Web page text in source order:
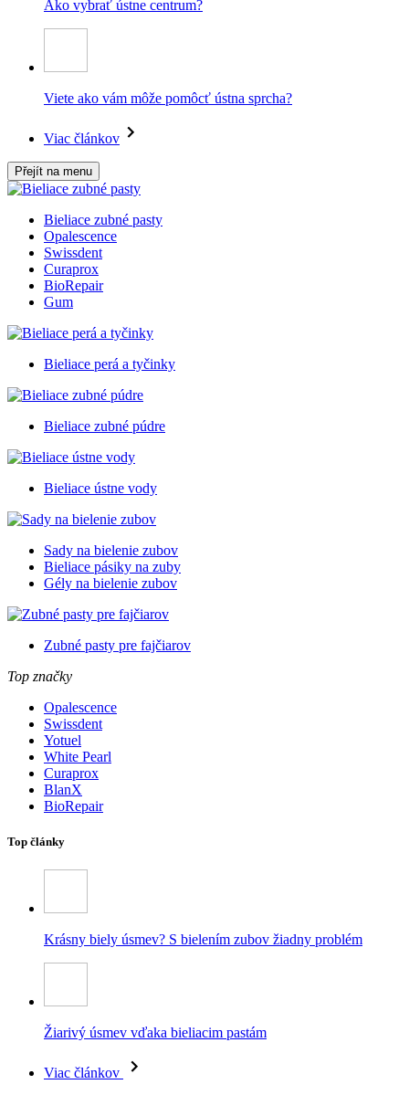
Ako vybrať ústne centrum?
Viete ako vám môže pomôcť ústna sprcha?
Viac článkov
Přejít na menu
Bieliace zubné pasty
Opalescence
Swissdent
Curaprox
BioRepair
Gum
Bieliace perá a tyčinky
Bieliace zubné púdre
Bieliace ústne vody
Sady na bielenie zubov
Bieliace pásiky na zuby
Gély na bielenie zubov
Zubné pasty pre fajčiarov
Top značky
Opalescence
Swissdent
Yotuel
White Pearl
Curaprox
BlanX
BioRepair
Top články
Krásny biely úsmev? S bielením zubov žiadny problém
Žiarivý úsmev vďaka bieliacim pastám
Viac článkov